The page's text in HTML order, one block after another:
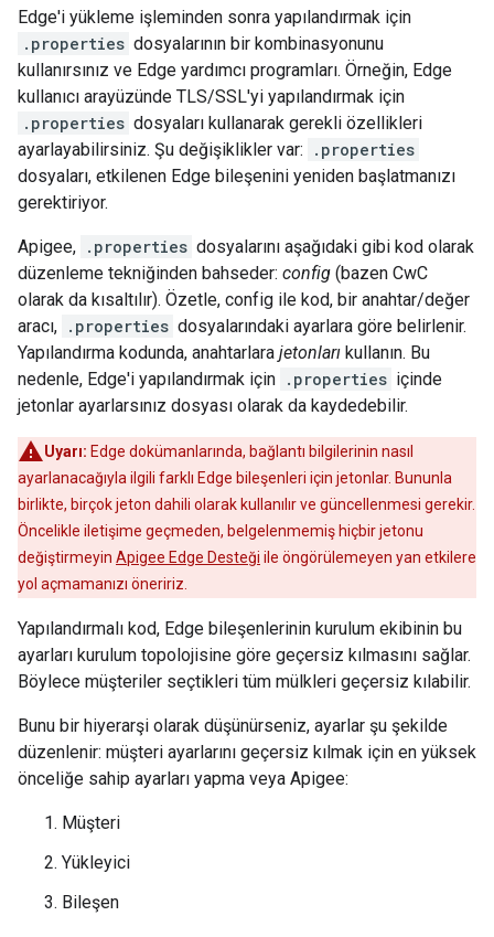
Edge'i yükleme işleminden sonra yapılandırmak için
.properties dosyalarının bir kombinasyonunu
kullanırsınız ve Edge yardımcı programları. Örneğin, Edge
kullanıcı arayüzünde TLS/SSL'yi yapılandırmak için
.properties dosyaları kullanarak gerekli özellikleri
ayarlayabilirsiniz. Şu değişiklikler var:
.properties
dosyaları, etkilenen Edge bileşenini yeniden başlatmanızı
gerektiriyor.
Apigee, .properties dosyalarını aşağıdaki gibi kod olarak
düzenleme tekniğinden bahseder: config (bazen CwC
olarak da kısaltılır). Özetle, config ile kod, bir anahtar/değer
aracı, .properties dosyalarındaki ayarlara göre belirlenir.
Yapılandırma kodunda, anahtarlara jetonları kullanın. Bu
nedenle, Edge'i yapılandırmak için .properties içinde
jetonlar ayarlarsınız dosyası olarak da kaydedebilir.
Uyarı: Edge dokümanlarında, bağlantı bilgilerinin nasıl
ayarlanacağıyla ilgili farklı Edge bileşenleri için jetonlar. Bununla
birlikte, birçok jeton dahili olarak kullanılır ve güncellenmesi gerekir.
Öncelikle iletişime geçmeden, belgelenmemiş hiçbir jetonu
değiştirmeyin Apigee Edge Desteği ile öngörülemeyen yan etkilere
yol açmamanızı öneririz.
Yapılandırmalı kod, Edge bileşenlerinin kurulum ekibinin bu
ayarları kurulum topolojisine göre geçersiz kılmasını sağlar.
Böylece müşteriler seçtikleri tüm mülkleri geçersiz kılabilir.
Bunu bir hiyerarşi olarak düşünürseniz, ayarlar şu şekilde
düzenlenir: müşteri ayarlarını geçersiz kılmak için en yüksek
önceliğe sahip ayarları yapma veya Apigee:
Müşteri
Yükleyici
Bileşen